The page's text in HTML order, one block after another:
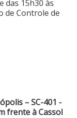
das 15h30 às
de Controle de
– SC-401 -
frente à Cassol